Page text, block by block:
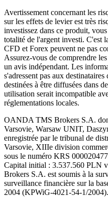
Avertissement concernant les
sur les effets de levier est très
investissez dans ce produit,
totalité de l'argent investi. C'est
CFD et Forex peuvent ne pas
Assurez-vous de comprendre
un avis indépendant. Les
s'adressent pas aux
destinées à être diffusées dans
utilisation serait incompatible
réglementations locales.
OANDA TMS Brokers S.A.
Varsovie, Warsaw UNIT,
enregistrée par le tribunal de
Varsovie, XIIIe division
sous le numéro KRS
Capital initial : 3.537.560 PLN
Brokers S.A. est soumis à la
surveillance financière sur la
2004 (KPWiG-4021-54-1/2004).